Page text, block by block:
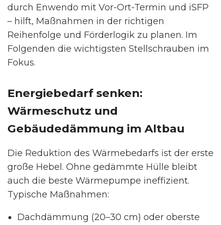
durch Enwendo mit Vor-Ort-Termin und iSFP
– hilft, Maßnahmen in der richtigen
Reihenfolge und Förderlogik zu planen. Im
Folgenden die wichtigsten Stellschrauben im
Fokus.
Energiebedarf senken:
Wärmeschutz und
Gebäudedämmung im Altbau
Die Reduktion des Wärmebedarfs ist der erste
große Hebel. Ohne gedämmte Hülle bleibt
auch die beste Wärmepumpe ineffizient.
Typische Maßnahmen:
Dachdämmung (20–30 cm) oder oberste